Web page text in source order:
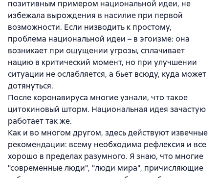
позитивным примером национальной идеи, не
избежала вырождения в насилие при первой
возможности. Если низводить к простому,
проблема национальной идеи – в эгоизме: она
возникает при ощущении угрозы, сплачивает
нацию в критический момент, но при улучшении
ситуации не ослабляется, а бьет всюду, куда может
дотянуться.
После коронавируса многие узнали, что такое
цитокиновый шторм. Национальная идея зачастую
работает так же.
Как и во многом другом, здесь действуют извечные
рекомендации: всему необходима рефлексия и все
хорошо в пределах разумного. Я знаю, что многие
"современные люди", "люди мира", причисляющие